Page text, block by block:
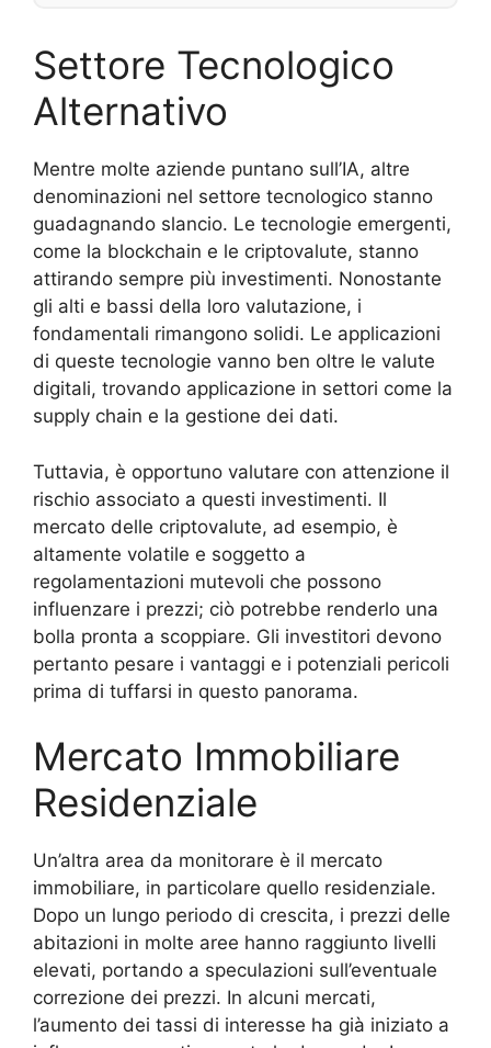
Settore Tecnologico
Alternativo
Mentre molte aziende puntano sull’IA, altre
denominazioni nel settore tecnologico stanno
guadagnando slancio. Le tecnologie emergenti,
come la blockchain e le criptovalute, stanno
attirando sempre più investimenti. Nonostante
gli alti e bassi della loro valutazione, i
fondamentali rimangono solidi. Le applicazioni
di queste tecnologie vanno ben oltre le valute
digitali, trovando applicazione in settori come la
supply chain e la gestione dei dati.
Tuttavia, è opportuno valutare con attenzione il
rischio associato a questi investimenti. Il
mercato delle criptovalute, ad esempio, è
altamente volatile e soggetto a
regolamentazioni mutevoli che possono
influenzare i prezzi; ciò potrebbe renderlo una
bolla pronta a scoppiare. Gli investitori devono
pertanto pesare i vantaggi e i potenziali pericoli
prima di tuffarsi in questo panorama.
Mercato Immobiliare
Residenziale
Un’altra area da monitorare è il mercato
immobiliare, in particolare quello residenziale.
Dopo un lungo periodo di crescita, i prezzi delle
abitazioni in molte aree hanno raggiunto livelli
elevati, portando a speculazioni sull’eventuale
correzione dei prezzi. In alcuni mercati,
l’aumento dei tassi di interesse ha già iniziato a